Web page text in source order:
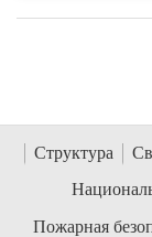
Структура
Пожарная